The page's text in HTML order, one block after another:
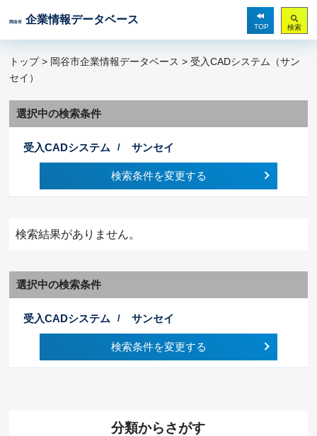
岡谷市 企業情報データベース
TOP 検索
トップ> 岡谷市企業情報データベース > 受入CADシステム（サン
セイ）
選択中の検索条件
受入CADシステム サンセイ
検索条件を変更する
検索結果がありません。
選択中の検索条件
受入CADシステム サンセイ
検索条件を変更する
分類からさがす